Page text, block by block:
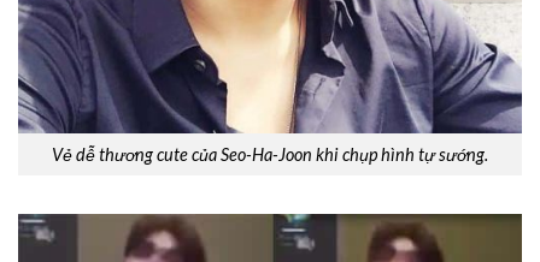
Vẻ dễ thương cute của Seo-Ha-Joon khi chụp hình tự sướng.